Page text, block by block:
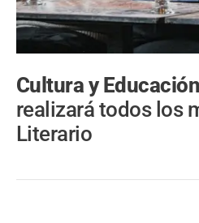
Cultura y
realizará todos los
Literario